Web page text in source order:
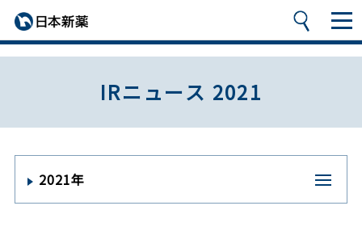
IRニュース 2021
2021年